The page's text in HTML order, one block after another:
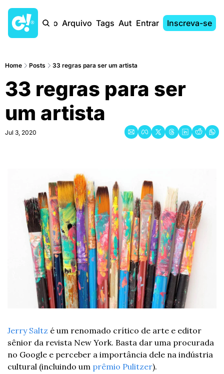
Início Arquivo Tags AutoresEntrar Inscreva-se
Home Posts 33 regras para ser um artista
33 regras para ser
um artista
Jul 3, 2020
Jerry Saltz é um renomado crítico de arte e editor
sênior da revista New York. Basta dar uma procurada
no Google e perceber a importância dele na indústria
cultural (incluindo um prêmio Pulitzer).